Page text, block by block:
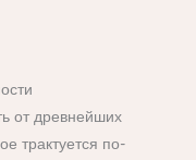
от древнейших
трактуется по-